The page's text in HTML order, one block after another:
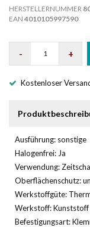
HERSTELLERNUMMER
EAN 4010105997590
- +
Kostenloser
Ausführung: sonstige
Halogenfrei: Ja
Verwendung:
Oberflächenschutz:
Werkstoffgüte:
Werkstoff: Kunststoff
Befestigungsart: